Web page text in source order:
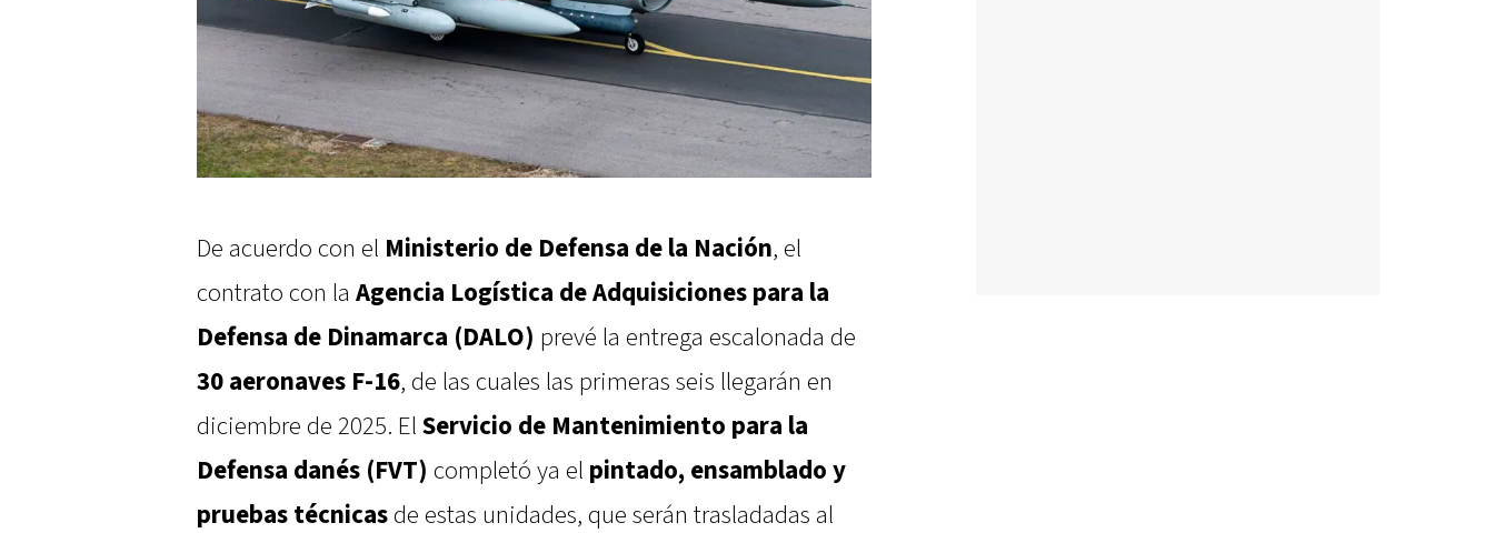
De acuerdo con el Ministerio de Defensa de la Nación, el
contrato con la Agencia Logística de Adquisiciones para la
Defensa de Dinamarca (DALO) prevé la entrega escalonada de
30 aeronaves F-16, de las cuales las primeras seis llegarán en
diciembre de 2025. El Servicio de Mantenimiento para la
Defensa danés (FVT) completó ya el pintado, ensamblado y
pruebas técnicasde estas unidades, que serán trasladadas al